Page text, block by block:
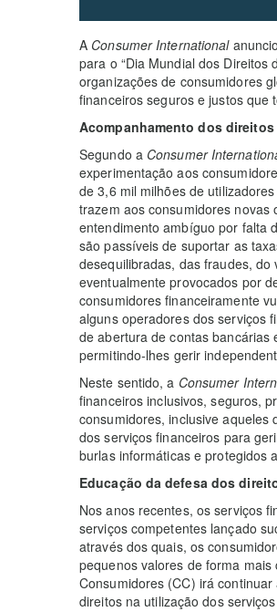
A Consumer International
para o “Dia Mundial dos
organizações de consumidores
financeiros seguros e justos que
Acompanhamento dos
Segundo a Consumer
experimentação aos
de 3,6 mil milhões de
trazem aos consumidores
entendimento ambíguo por falta
são passíveis de suportar as
desequilibradas, das fraudes,
eventualmente provocados por
consumidores financeiramente
alguns operadores dos serviços
de abertura de contas bancárias
permitindo-lhes gerir
Neste sentido, a Consumer
financeiros inclusivos, seguros,
consumidores, inclusive
dos serviços financeiros para
burlas informáticas e protegidos
Educação da defesa dos
Nos anos recentes, os serviços
serviços competentes lançado
através dos quais, os
pequenos valores de forma
Consumidores (CC) irá
direitos na utilização dos